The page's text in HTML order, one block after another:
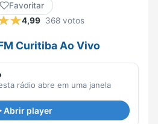
Favoritar
4,99 368 votos
Curitiba Ao Vivo
rádio abre em uma janela
Abrir player